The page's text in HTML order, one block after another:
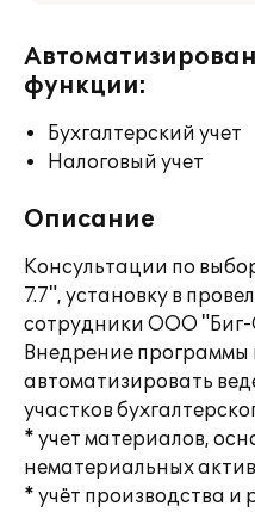
функции:
Бухгалтерский учет
Налоговый учет
Описание
Консультации по
7.7", установку в
сотрудники ООО "Биг-
Внедрение программы
автоматизировать
участков
* учет материалов,
нематериальных
* учёт производства